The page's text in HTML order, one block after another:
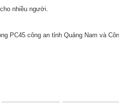
nhiều người.
PC45 công an tỉnh Quảng Nam và